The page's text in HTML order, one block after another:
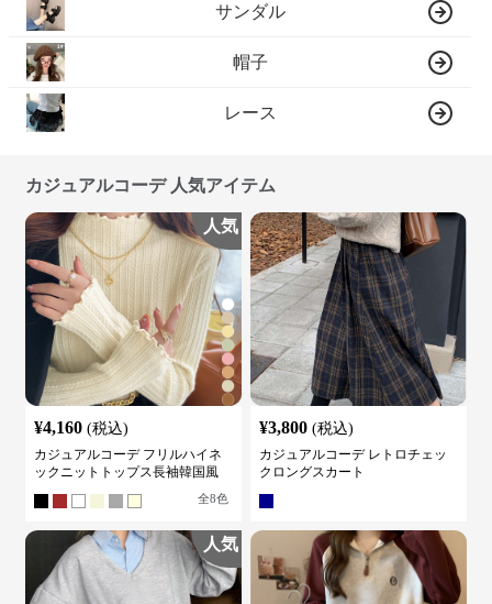
サンダル
帽子
レース
カジュアルコーデ 人気アイテム
人気
¥4,160 (税込)
カジュアルコーデ フリルハイネ
ックニットトップス長袖韓国風
全8色
¥3,800 (税込)
カジュアルコーデ レトロチェッ
クロングスカート
人気